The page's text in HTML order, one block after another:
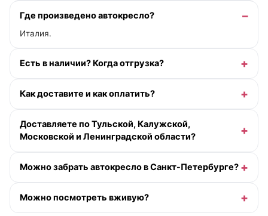
Где произведено автокресло?
Италия.
Есть в наличии? Когда отгрузка?
Как доставите и как оплатить?
Доставляете по Тульской, Калужской,
Московской и Ленинградской области?
Можно забрать автокресло в Санкт-Петербурге?
Можно посмотреть вживую?